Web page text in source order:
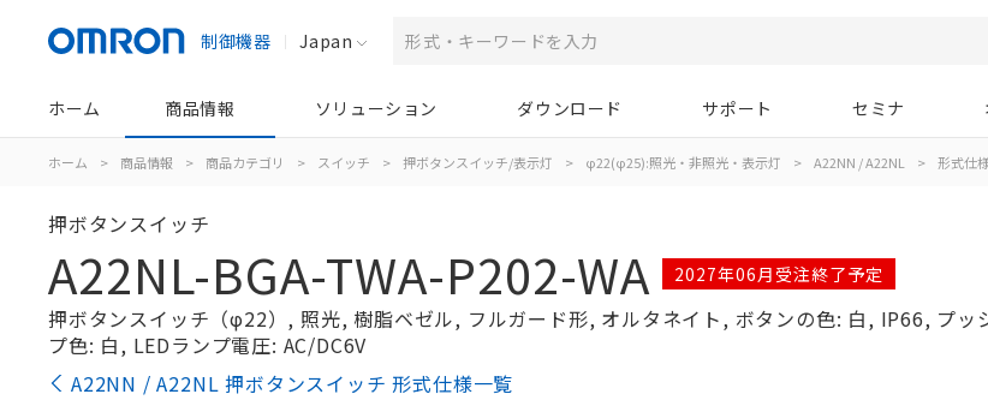
制御機器 Japan
ホーム 商品情報 ソリューション ダウンロード サポート セミナ
ホーム > 商品情報 > 商品カテゴリ > スイッチ > 押ボタンスイッチ/表示灯 > φ22(φ25):照光・非照光・表示灯 > A22NN / A22NL > 形式仕
押ボタンスイッチ
A22NL-BGA-TWA-P202-WA 2027年06月受注終了予定
押ボタンスイッチ（φ22）, 照光, 樹脂ベゼル, フルガード形, オルタネイト, ボタンの色: 白, IP66, プ
プ色: 白, LEDランプ電圧: AC/DC6V
A22NN / A22NL 押ボタンスイッチ 形式仕様一覧